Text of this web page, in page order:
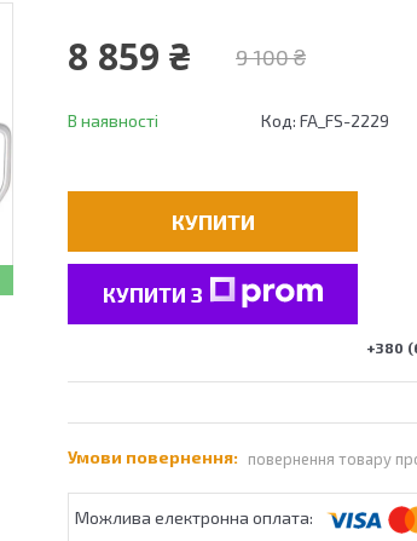
9 100 ₴
8 859 ₴
В наявності Код: FA_FS-2229
КУПИТИ
КУПИТИ З
+380
повернення товару